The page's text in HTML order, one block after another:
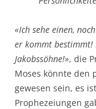
«Ich sehe einen,
er kommt bestimmt!
Jakobssöhne!», die
Moses könnte den
gewesen sein, es
Prophezeiungen